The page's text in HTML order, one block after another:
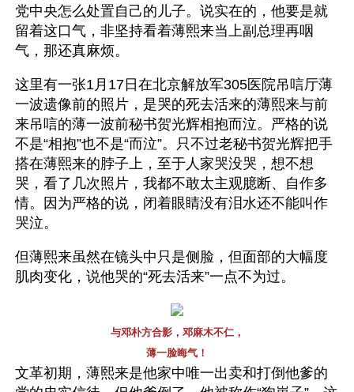
党中央怎么处置自己的儿子。说实在的，他要是就
留着这口气，非坚持看着薄熙来当上副总理再咽
气，那还真麻烦。
这里有一张1月17日在北京解放军305医院吊唁厅薄
一波遗像前的照片，是哭的死去活来的薄熙来与前
来吊唁的薄一波前秘书贺光辉相抱而泣。严格的说
不是“相抱”也不是“而泣”。只不过老秘书贺光辉把手
搭在薄熙来的脖子上，至于人家哭没哭，想不想
哭，看了几次照片，我都不敢太主观臆断、自作多
情。因为严格的说，闭着眼睛没有泪水还不能叫作
哭泣。
但薄熙来虽然在镜头中只是侧脸，但面部的大幅度
肌肉变化，说他哭的“死去活来”一点不为过。
与邓朴方合影，邓麻木不仁，
薄一脸晦气！
文革初期，薄熙来是他家中唯一出卖和打倒他爹的